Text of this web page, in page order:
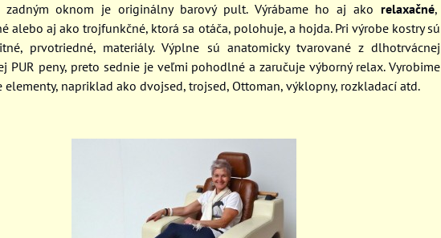
oknom je originálny barový pult. Výrábame ho aj ako relaxačné,
alebo aj ako trojfunkčné, ktorá sa otáča, polohuje, a hojda. Pri výrobe kostry sú
prvotriedné, materiály. Výplne sú anatomicky tvarované z dlhotrvácnej
PUR peny, preto sednie je veľmi pohodlné a zaručuje výborný relax. Vyrobime
elementy, napriklad ako dvojsed, trojsed, Ottoman, výklopny, rozkladací atd.